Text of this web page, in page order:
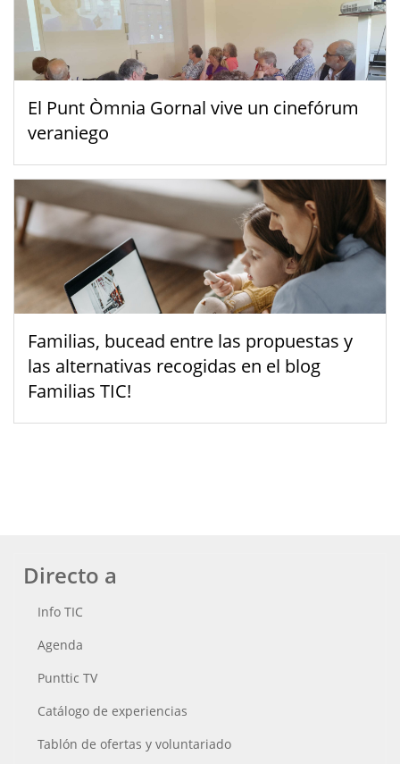
El Punt Òmnia Gornal vive un cinefórum
veraniego
Familias, bucead entre las propuestas y
las alternativas recogidas en el blog
Familias TIC!
Directo a
Info TIC
Agenda
Punttic TV
Catálogo de experiencias
Tablón de ofertas y voluntariado